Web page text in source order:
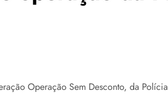
Operação Sem Desconto, da